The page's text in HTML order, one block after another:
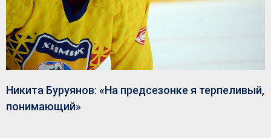
Никита Буруянов: «На предсезонке я терпеливый,
понимающий»